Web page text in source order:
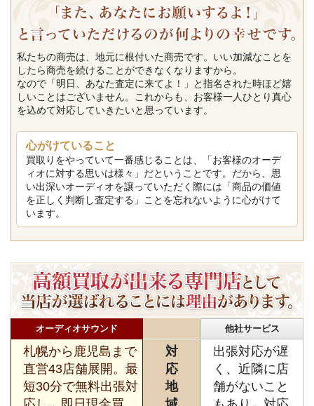
私たちの商売は、地元に根付いた商売です。いい加減なことを
したら商売を続けることができなくなりますから。
なので「明日、あなた査定に来てよ！」と指名された時ほど嬉
しいことはございません。これからも、お客様一人ひとり真心
を込めて対応していきたいと思っています。
心がけていること
買取りをやっていて一番感じることは、「お客様のオーデ
ィオに対する思いは様々」だということです。だから、思
い出深いオーディオを譲っていただく際には「商品の価値
を正しく判断し査定する」ことを忘れないように心がけて
います。
オーディオサウンド 他社サービス
札幌から鹿児島まで
直営43店舗展開。最
短30分で無料出張対
対
応
地
出張対応が遅
く、近隣に店
舗がないこと